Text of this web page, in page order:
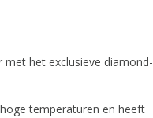
met het exclusieve diamond-
temperaturen en heeft